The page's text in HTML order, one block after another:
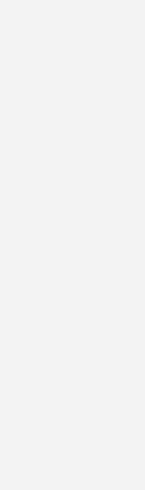
gab es vorigen
im Stadtgebiet.
neue Technik
Sonneberg an die
zu einem
speziellen
Voigt offiziell an
der
eine neue
Drehleiter.
es seit Kurzem eine
von Türen an
realistischen
kommt es in
zu Häusern oder
der vielseitigen und
alle erdenklichen
Schlösser öffnen,
Zur Ausstattung
Übungstür auf
„Mich
überzeugt.
Spaß zu üben – wer